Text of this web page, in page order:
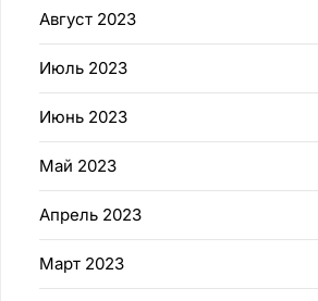
Август 2023
Июль 2023
Июнь 2023
Май 2023
Апрель 2023
Март 2023